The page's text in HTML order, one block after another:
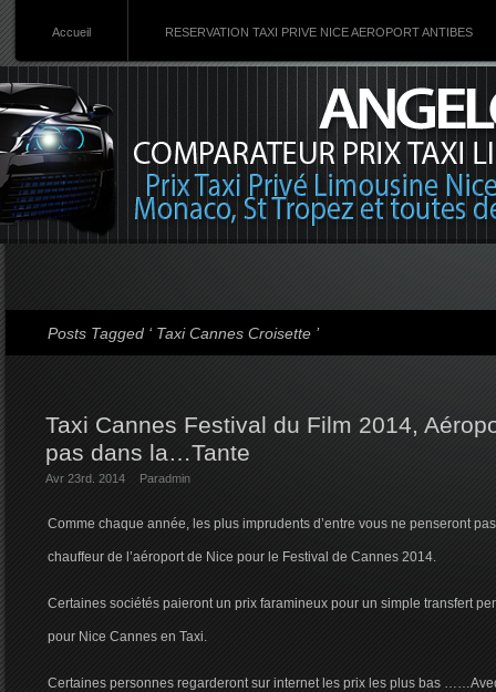
Accueil RESERVATION TAXI PRIVE NICE AEROPORT ANTIBES
Posts Tagged ‘ Taxi Cannes Croisette ’
Taxi Cannes Festival du Film 2014,
pas dans la…Tante
Avr 23rd. 2014 Paradmin
Comme chaque année, les plus imprudents d’entre vous ne penseront
chauffeur de l’aéroport de Nice pour le Festival de Cannes 2014.
Certaines sociétés paieront un prix faramineux pour un simple transfert
pour Nice Cannes en Taxi.
Certaines personnes regarderont sur internet les prix les plus bas